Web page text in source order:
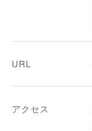
URL
アクセス